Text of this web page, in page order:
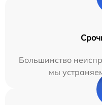
Большинство
мы